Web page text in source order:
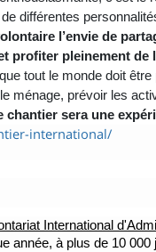
différentes
l’envie de
profiter pleinement de
tout le monde doit
ménage, prévoir les
chantier sera une
international/
International
année, à plus de 10